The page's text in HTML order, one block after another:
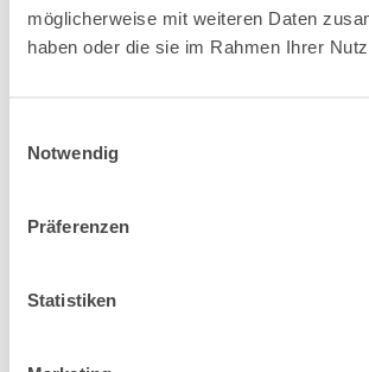
möglicherweise mit weiteren Daten
haben oder die sie im Rahmen Ihrer
Notwendig
Präferenzen
Statistiken
Zu den Lösungen gehen